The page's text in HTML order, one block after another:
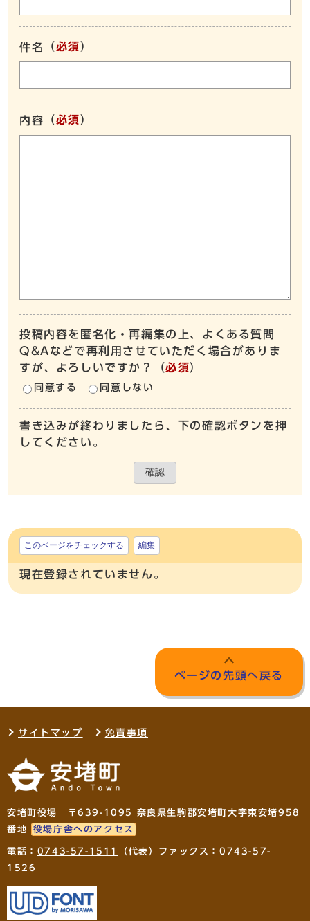
件名 （必須）
内容 （必須）
投稿内容を匿名化・再編集の上、よくある質問
Q&Aなどで再利用させていただく場合がありま
すが、よろしいですか？
（必須）
同意する 同意しない
書き込みが終わりましたら、下の確認ボタンを押
してください。
確認
このページをチェックする 編集
現在登録されていません。
ページの先頭へ戻る
サイトマップ 免責事項
安堵町役場 〒639-1095 奈良県生駒郡安堵町大字東安堵958
番地
役場庁舎へのアクセス
電話： 0743-57-1511
（代表）ファックス：0743-57-
1526